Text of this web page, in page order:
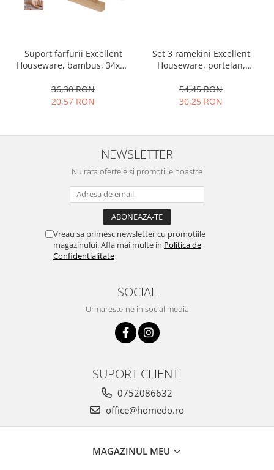
Suport farfurii Excellent
Houseware, bambus, 34x12
36,30 RON
20,57 RON
Set 3 ramekini Excellent
Houseware, portelan,
54,45 RON
30,25 RON
NEWSLETTER
Nu rata ofertele si promotiile noastre
Vreau sa primesc newsletter cu promotiile
magazinului. Afla mai multe in Politica de
Confidentialitate
SOCIAL
Urmareste-ne in social media
SUPORT CLIENTI
0752086632
office@homedo.ro
MAGAZINUL MEU